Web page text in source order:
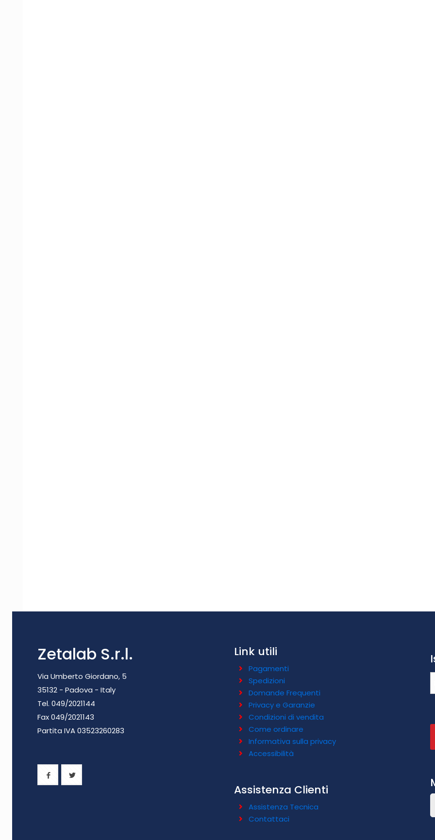
Zetalab S.r.l.
Via Umberto Giordano, 5
35132 - Padova - Italy
Tel. 049/2021144
Fax 049/2021143
Partita IVA 03523260283
Link utili
Pagamenti
Spedizioni
Domande Frequenti
Privacy e Garanzie
Condizioni di vendita
Come ordinare
Informativa sulla privacy
Accessibilità
Assistenza Clienti
Assistenza Tecnica
Contattaci